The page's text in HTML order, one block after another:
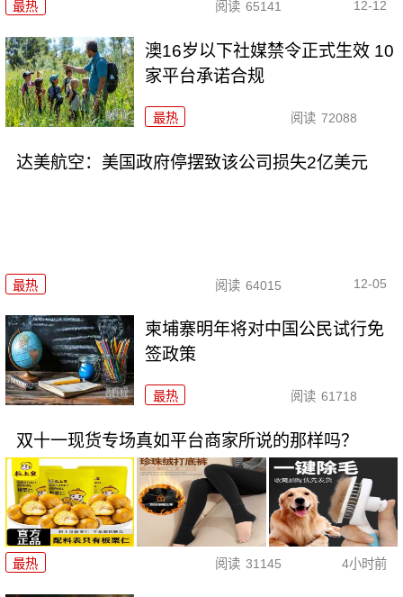
最热 阅读 65141 12-12
澳16岁以下社媒禁令正式生效 10
家平台承诺合规
最热 阅读 72088
达美航空：美国政府停摆致该公司损失2亿美元
最热 阅读 64015 12-05
柬埔寨明年将对中国公民试行免
签政策
最热 阅读 61718
双十一现货专场真如平台商家所说的那样吗？
最热 阅读 31145 4小时前